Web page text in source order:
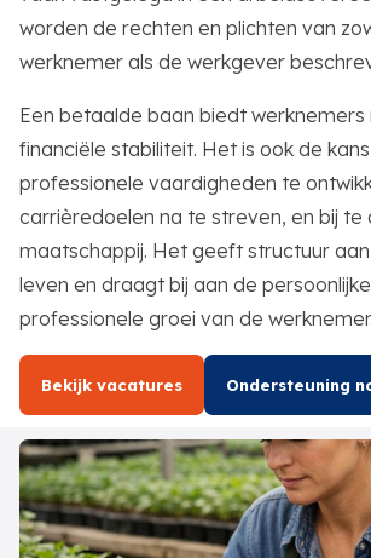
worden de rechten en plichten van
werknemer als de werkgever
Een betaalde baan biedt werknemers
financiële stabiliteit. Het is ook de
professionele vaardigheden te
carrièredoelen na te streven, en bij te
maatschappij. Het geeft structuur
leven en draagt bij aan de
professionele groei van de werknemer.
Bekijk vacatures Ondersteuning